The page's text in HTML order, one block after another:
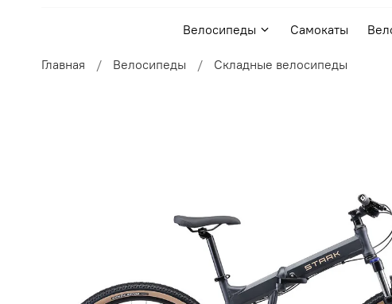
Велосипеды Самокаты
Главная Велосипеды Складные велосипеды